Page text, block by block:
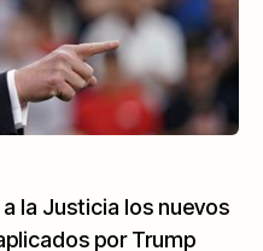
la Justicia los nuevos
por Trump